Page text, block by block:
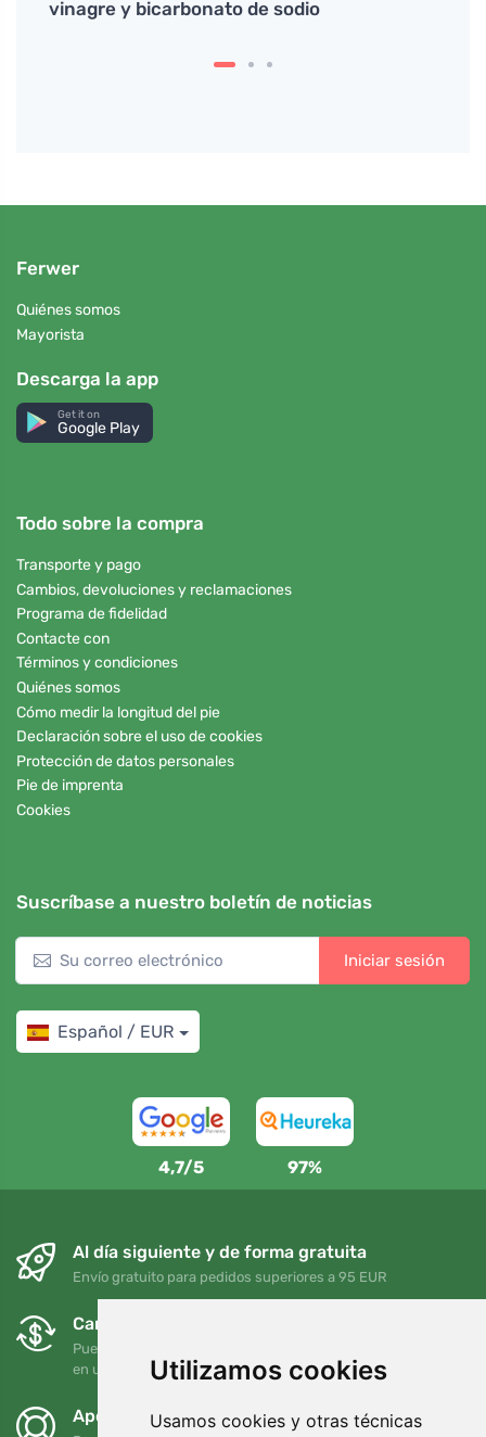
Utilizamos cookies
Usamos cookies y otras técnicas
vinagre y bicarbonato de sodio
Ferwer
Quiénes somos
Mayorista
Descarga la app
Get it on
Google Play
Todo sobre la compra
Transporte y pago
Cambios, devoluciones y reclamaciones
Programa de fidelidad
Contacte con
Términos y condiciones
Quiénes somos
Cómo medir la longitud del pie
Declaración sobre el uso de cookies
Protección de datos personales
Pie de imprenta
Cookies
Suscríbase a nuestro boletín de noticias
Iniciar sesión
Español / EUR
4,7/5 97%
Al día siguiente y de forma gratuita
Envío gratuito para pedidos superiores a 95 EUR
Cambios y devoluciones gratuitos
Puede devolver o cambiar su pedido en cualquier momento
en un plazo de 90 días
Apoyamos a Trees.org